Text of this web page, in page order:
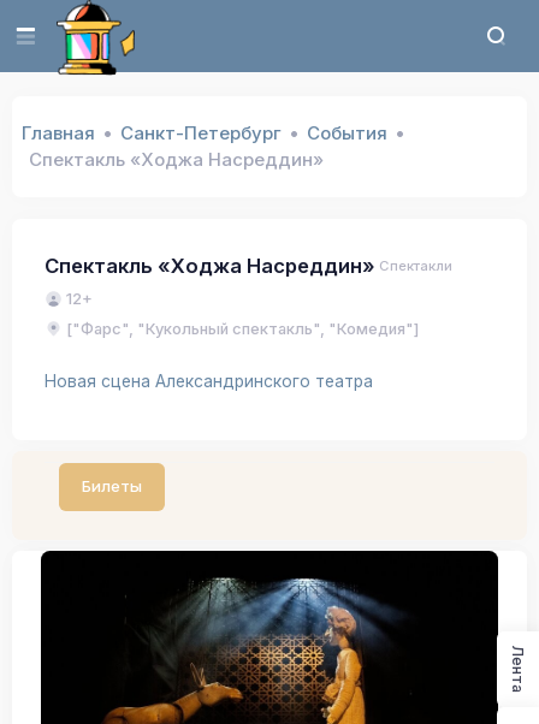
Главная Санкт-Петербург
События
Спектакль «Ходжа Насреддин»
Спектакль «Ходжа Насреддин» Спектакли
12+
["Фарс", "Кукольный спектакль", "Комедия"]
Новая сцена Александринского театра
Билеты
Лента